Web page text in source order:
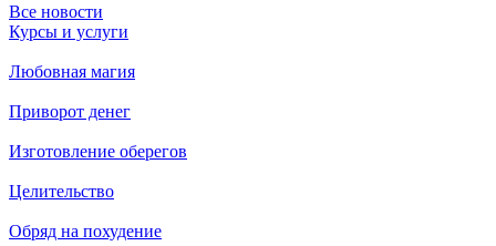
Все новости
Курсы и услуги
Любовная магия
Приворот денег
Изготовление оберегов
Целительство
Обряд на похудение